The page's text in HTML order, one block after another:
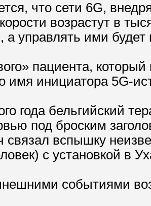
что сети 6G,
возрастут в
управлять ими будет
пациента,
имя инициатора 5G-
года бельгийский
под броским
связал вспышку
с установкой в
событиями